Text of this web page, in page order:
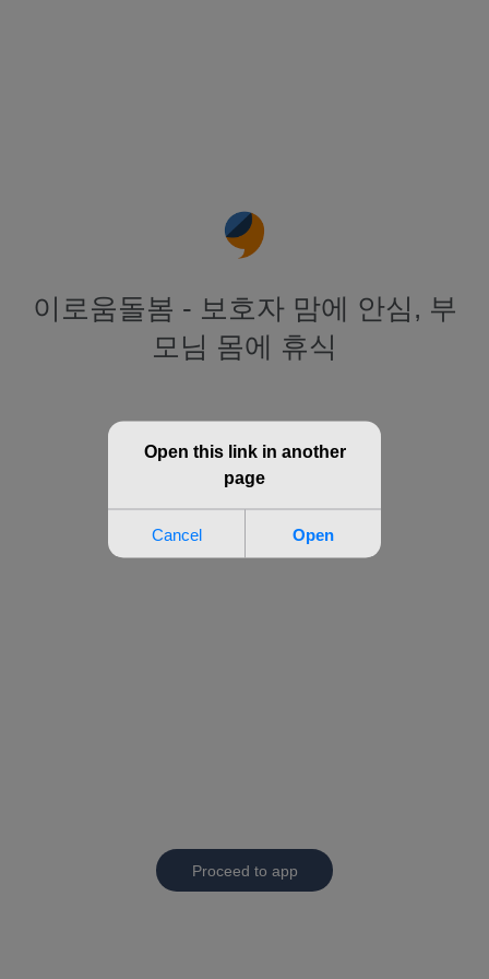
이로움돌봄 - 보호자 맘에 안심, 부
모님 몸에 휴식
Proceed to app